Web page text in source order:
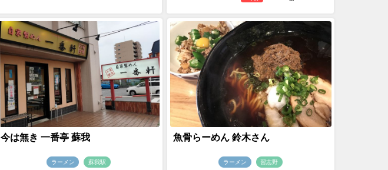
今は無き 一番亭 蘇我
ラーメン 蘇我駅
魚骨らーめん 鈴木さん
ラーメン 習志野